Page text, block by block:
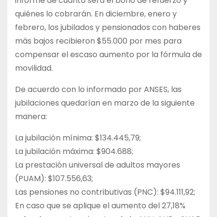
quiénes lo cobrarán. En diciembre, enero y
febrero, los jubilados y pensionados con haberes
más bajos recibieron $55.000 por mes para
compensar el escaso aumento por la fórmula de
movilidad.
De acuerdo con lo informado por ANSES, las
jubilaciones quedarían en marzo de la siguiente
manera:
La jubilación mínima: $134.445,79;
La jubilación máxima: $904.688;
La prestación universal de adultos mayores
(PUAM): $107.556,63;
Las pensiones no contributivas (PNC): $94.111,92;
En caso que se aplique el aumento del 27,18%